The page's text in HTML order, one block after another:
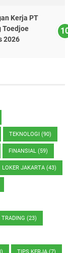
Kerja PT
Toedjoe
2026
TEKNOLOGI (90)
FINANSIAL (59)
LOKER JAKARTA (43)
TRADING (23)